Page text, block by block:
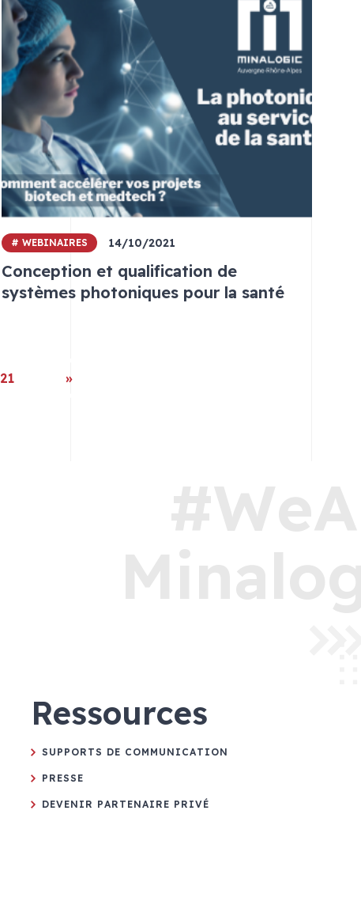
# WEBINAIRES 14/10/2021
Conception et qualification de
systèmes photoniques pour la santé
21 »
Ressources
SUPPORTS DE COMMUNICATION
PRESSE
DEVENIR PARTENAIRE PRIVÉ